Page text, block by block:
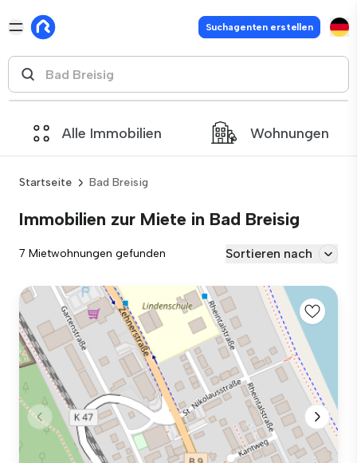
Suchagenten erstellen
Alle Immobilien Wohnungen
Startseite Bad Breisig
Immobilien zur Miete in Bad Breisig
7 Mietwohnungen gefunden Sortieren nach